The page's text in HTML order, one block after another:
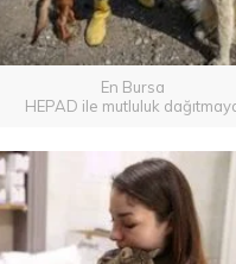
En Bursa
HEPAD ile mutluluk